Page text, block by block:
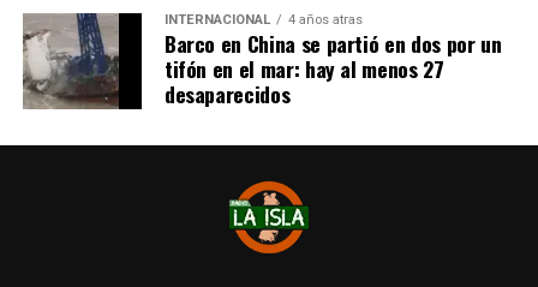
INTERNACIONAL 4 años atras
Barco en China se partió en dos por un
tifón en el mar: hay al menos 27
desaparecidos